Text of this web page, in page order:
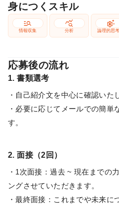
身につくスキル
manage_search
情報収集
query_stats
分析
settings_suggest
論理的思
応募後の流れ
1. 書類選考
・自己紹介文を中心に確認いた
・必要に応じてメールでの簡単
す。
2. 面接（2回）
・1次面接：過去 ~ 現在までの
ングさせていただきます。
・最終面接：これまでや未来に